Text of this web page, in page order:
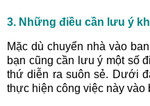
3. Những điều cần lưu ý
Mặc dù chuyển nhà vào
bạn cũng cần lưu ý một số
thứ diễn ra suôn sẻ. Dưới
thực hiện công việc này vào